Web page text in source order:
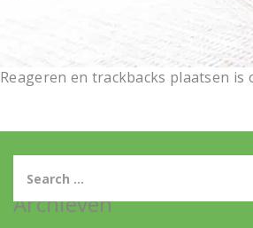
Reageren en trackbacks plaatsen
Archieven